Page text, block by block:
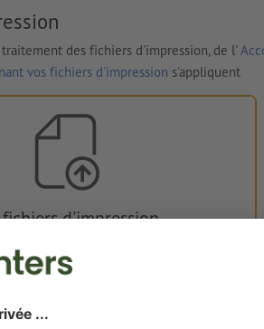
des fichiers d'impression, de l'
vos fichiers d'impression s'appliquent
fichiers d'impression
vos fichiers d'impression avant ou